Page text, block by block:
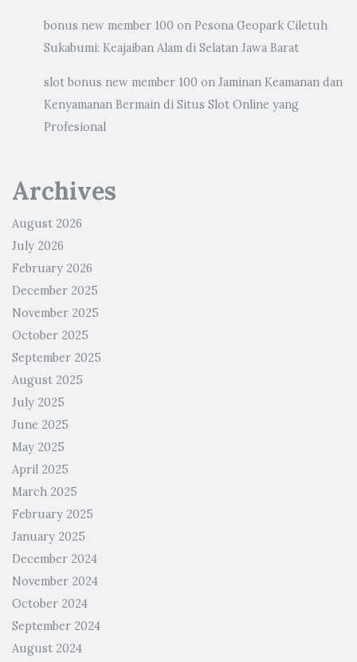
bonus new member 100 on Pesona Geopark Ciletuh
Sukabumi: Keajaiban Alam di Selatan Jawa Barat
slot bonus new member 100 on Jaminan Keamanan dan
Kenyamanan Bermain di Situs Slot Online yang
Profesional
Archives
August 2026
July 2026
February 2026
December 2025
November 2025
October 2025
September 2025
August 2025
July 2025
June 2025
May 2025
April 2025
March 2025
February 2025
January 2025
December 2024
November 2024
October 2024
September 2024
August 2024